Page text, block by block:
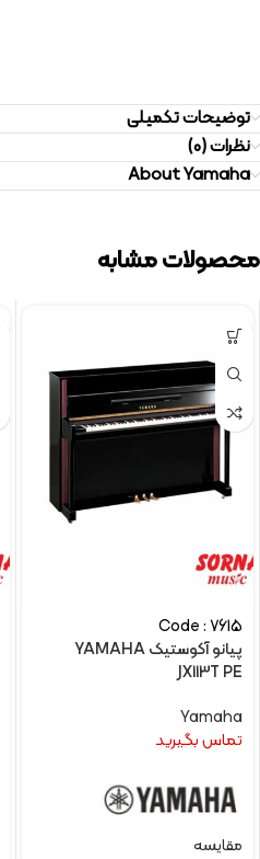
توضیحات تکمیلی
نظرات (0)
About Yamaha
محصولات مشابه
Code : 7615
پیانو آکوستیک YAMAHA
JX113T PE
Yamaha
تماس بگیرید
مقایسه